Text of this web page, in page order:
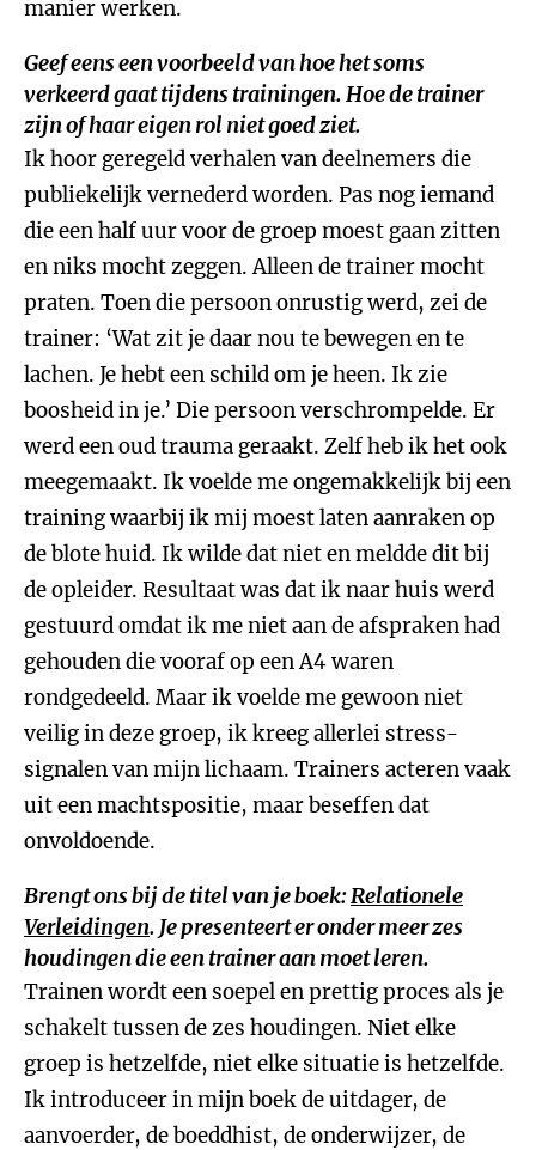
manier werken.
Geef eens een voorbeeld van hoe het soms
verkeerd gaat tijdens trainingen. Hoe de trainer
zijn of haar eigen rol niet goed ziet.
Ik hoor geregeld verhalen van deelnemers die
publiekelijk vernederd worden. Pas nog iemand
die een half uur voor de groep moest gaan zitten
en niks mocht zeggen. Alleen de trainer mocht
praten. Toen die persoon onrustig werd, zei de
trainer: ‘Wat zit je daar nou te bewegen en te
lachen. Je hebt een schild om je heen. Ik zie
boosheid in je.’ Die persoon verschrompelde. Er
werd een oud trauma geraakt. Zelf heb ik het ook
meegemaakt. Ik voelde me ongemakkelijk bij een
training waarbij ik mij moest laten aanraken op
de blote huid. Ik wilde dat niet en meldde dit bij
de opleider. Resultaat was dat ik naar huis werd
gestuurd omdat ik me niet aan de afspraken had
gehouden die vooraf op een A4 waren
rondgedeeld. Maar ik voelde me gewoon niet
veilig in deze groep, ik kreeg allerlei stress-
signalen van mijn lichaam. Trainers acteren vaak
uit een machtspositie, maar beseffen dat
onvoldoende.
Brengt ons bij de titel van je boek:Relationele
Verleidingen. Je presenteert er onder meer zes
houdingen die een trainer aan moet leren.
Trainen wordt een soepel en prettig proces als je
schakelt tussen de zes houdingen. Niet elke
groep is hetzelfde, niet elke situatie is hetzelfde.
Ik introduceer in mijn boek de uitdager, de
aanvoerder, de boeddhist, de onderwijzer, de